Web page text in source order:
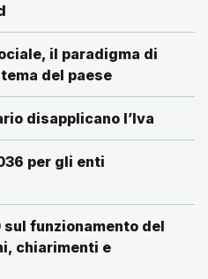
il paradigma di
del paese
disapplicano l’Iva
per gli enti
funzionamento del
chiarimenti e